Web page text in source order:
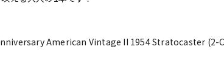
American Vintage II 1954 Stratocaster (2-